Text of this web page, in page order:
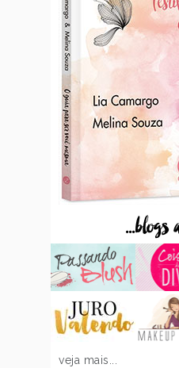
...blogs
veja mais...